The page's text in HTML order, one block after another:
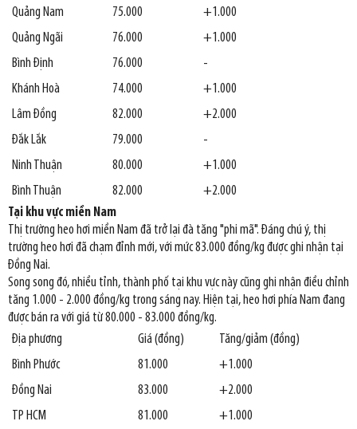
Quảng Nam
75.000
+1.000
Quảng Ngãi
76.000
+1.000
Bình Định
76.000
-
Khánh Hoà
74.000
+1.000
Lâm Đồng
82.000
+2.000
Đắk Lắk
79.000
-
Ninh Thuận
80.000
+1.000
Bình Thuận
82.000
+2.000
Tại khu vực miền Nam
Thị trường heo hơi miền Nam đã trở lại đà tăng "phi mã". Đáng chú ý, thị
trường heo hơi đã chạm đỉnh mới, với mức 83.000 đồng/kg được ghi nhận tại
Đồng Nai.
Song song đó, nhiều tỉnh, thành phố tại khu vực này cũng ghi nhận điều chỉnh
tăng 1.000 - 2.000 đồng/kg trong sáng nay. Hiện tại, heo hơi phía Nam đang
được bán ra với giá từ 80.000 - 83.000 đồng/kg.
Địa phương
Giá (đồng)
Tăng/giảm (đồng)
Bình Phước
81.000
+1.000
Đồng Nai
83.000
+2.000
TP HCM
81.000
+1.000